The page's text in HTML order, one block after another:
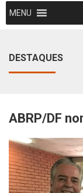
MENU
DESTAQUES
ABRP/DF